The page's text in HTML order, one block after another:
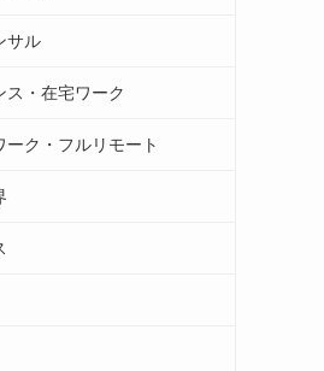
サル
ス・在宅ワーク
ーク・フルリモート